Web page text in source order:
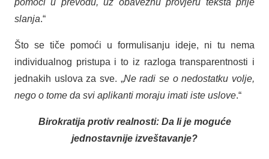
pomoći u prevodu, uz obaveznu provjeru teksta prije
slanja.“
Što se tiče pomoći u formulisanju ideje, ni tu nema
individualnog pristupa i to iz razloga transparentnosti i
jednakih uslova za sve. „Ne radi se o nedostatku volje,
nego o tome da svi aplikanti moraju imati iste uslove.“
Birokratija protiv realnosti: Da li je moguće
jednostavnije izveštavanje?